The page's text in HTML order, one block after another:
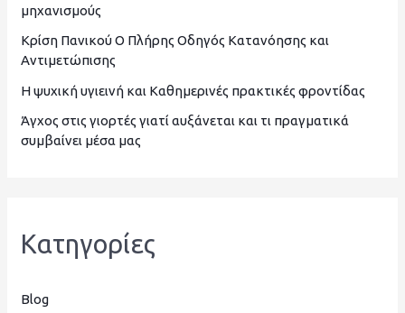
η
γ
ι
α
:
μηχανισμούς
Κρίση Πανικού Ο Πλήρης Οδηγός Κατανόησης και
Αντιμετώπισης
Η ψυχική υγιεινή και Καθημερινές πρακτικές φροντίδας
Άγχος στις γιορτές γιατί αυξάνεται και τι πραγματικά
συμβαίνει μέσα μας
Kατηγορίες
Blog